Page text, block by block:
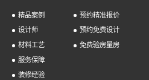
精品案例
设计师
材料工艺
服务保障
装修经验
预约精准报价
预约免费设计
免费验房量房